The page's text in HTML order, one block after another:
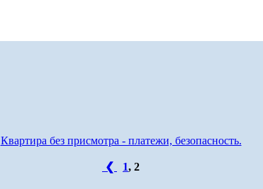
Квартира без присмотра - платежи, безопасность.
❮ 1, 2